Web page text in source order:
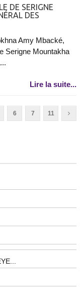
DE SERIGNE
DES
Amy Mbacké,
Serigne Mountakha
Lire la suite...
6 7 11